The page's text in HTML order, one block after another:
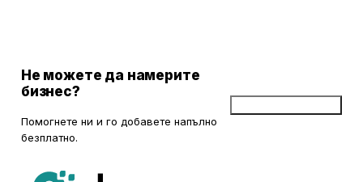
Не можете да намерите
бизнес?
Помогнете ни и го добавете напълно
безплатно.